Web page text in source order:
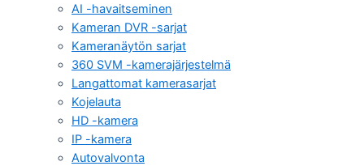
AI -havaitseminen
Kameran DVR -sarjat
Kameranäytön sarjat
360 SVM -kamerajärjestelmä
Langattomat kamerasarjat
Kojelauta
HD -kamera
IP -kamera
Autovalvonta